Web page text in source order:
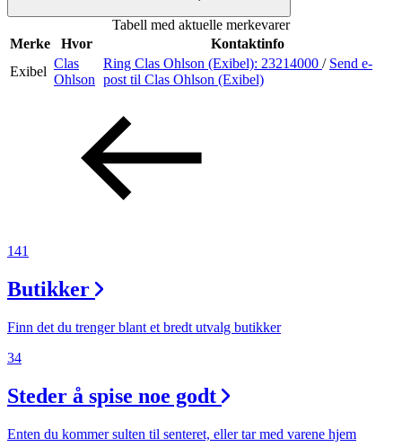
Inspirasjon
Åpningstider
Ledige stillinger
Magasin
Gavekort
Tabell med aktuelle merkevarer
Merke
Hvor
Kontaktinfo
Exibel
Clas
Ohlson
Ring Clas Ohlson (Exibel): 23214000 / Send e-
post til Clas Ohlson (Exibel)
141
Butikker
Finn det du trenger blant et bredt utvalg butikker
34
Steder å spise noe godt
Enten du kommer sulten til senteret, eller tar med varene hjem